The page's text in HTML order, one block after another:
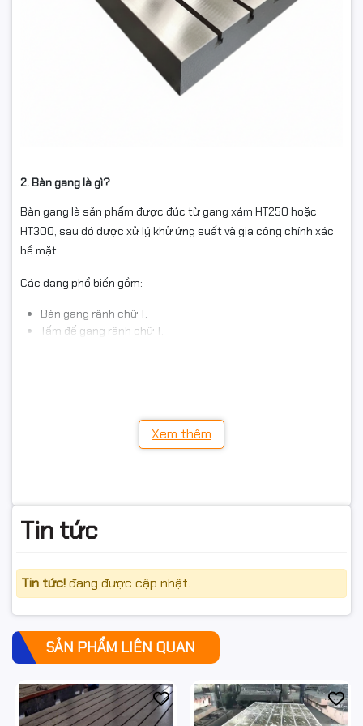
2. Bàn gang là gì?
Bàn gang là sản phẩm được đúc từ gang xám HT250 hoặc
HT300, sau đó được xử lý khử ứng suất và gia công chính xác
bề mặt.
Các dạng phổ biến gồm:
Bàn gang rãnh chữ T.
Tấm đế gang rãnh chữ T.
được sử dụng rộng rãi trong các nhà máy khuôn mẫu hiện đại.
Định vị các tấm khuôn.
Kiểm tra độ song song.
Đảm bảo độ chính xác lắp ghép.
Nhờ đó, khuôn hoạt động ổn định và giảm nguy cơ phát sinh lỗi
khi sản xuất.
4. Hỗ trợ căn chỉnh lõi và lòng khuôn
Xem thêm
Tin tức
Tin tức!đang được cập nhật.
SẢN PHẨM LIÊN QUAN